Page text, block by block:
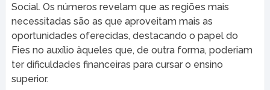
Social. Os números revelam que as regiões mais
necessitadas são as que aproveitam mais as
oportunidades oferecidas, destacando o papel do
Fies no auxílio àqueles que, de outra forma, poderiam
ter dificuldades financeiras para cursar o ensino
superior.